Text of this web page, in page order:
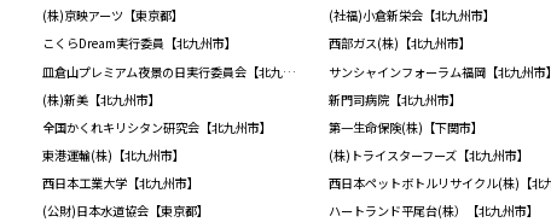
(株)京映アーツ【東京都】 (社福)小倉新栄会【北九州市】
こくらDream実行委員【北九州市】 西部ガス(株)【北九州市】
皿倉山プレミアム夜景の日実行委員会【北九州市】 サンシャインフォーラム福岡【北九州市】
(株)新美【北九州市】 新門司病院【北九州市】
全国かくれキリシタン研究会【北九州市】 第一生命保険(株)【下関市】
東港運輸(株)【北九州市】 (株)トライスターフーズ【北九州市】
西日本工業大学【北九州市】
(公財)日本水道協会【東京都】 ハートランド平尾台(株）【北九州市】